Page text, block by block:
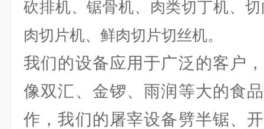
砍排机、锯骨机、肉类切丁机、
肉切片机、鲜肉切片切丝机。
我们的设备应用于广泛的客户
像双汇、金锣、雨润等大的食
作，我们的屠宰设备劈半锯、